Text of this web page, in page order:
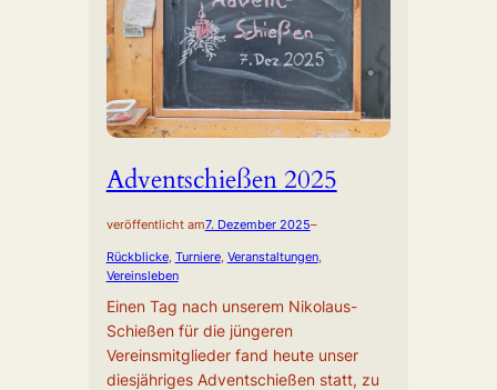
Adventschießen 2025
veröffentlicht am7. Dezember 2025–
Rückblicke, Turniere, Veranstaltungen
Vereinsleben
Einen Tag nach unserem Nikolaus-
Schießen für die jüngeren
Vereinsmitglieder fand heute unser
diesjähriges Adventschießen statt, zu